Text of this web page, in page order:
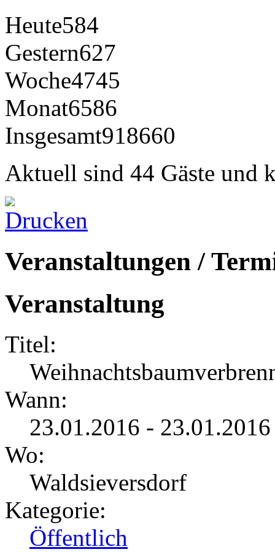
Heute584
Gestern627
Woche4745
Monat6586
Insgesamt918660
Aktuell sind 44 Gäste und
Veranstaltungen /
Veranstaltung
Titel:
Wann:
23.01.2016 -
Wo:
Waldsieversdorf
Kategorie:
Öffentlich